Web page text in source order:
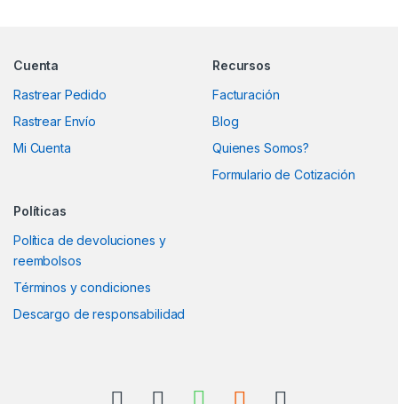
Cuenta
Rastrear Pedido
Rastrear Envío
Mi Cuenta
Recursos
Facturación
Blog
Quienes Somos?
Formulario de Cotización
Políticas
Política de devoluciones y
reembolsos
Términos y condiciones
Descargo de responsabilidad